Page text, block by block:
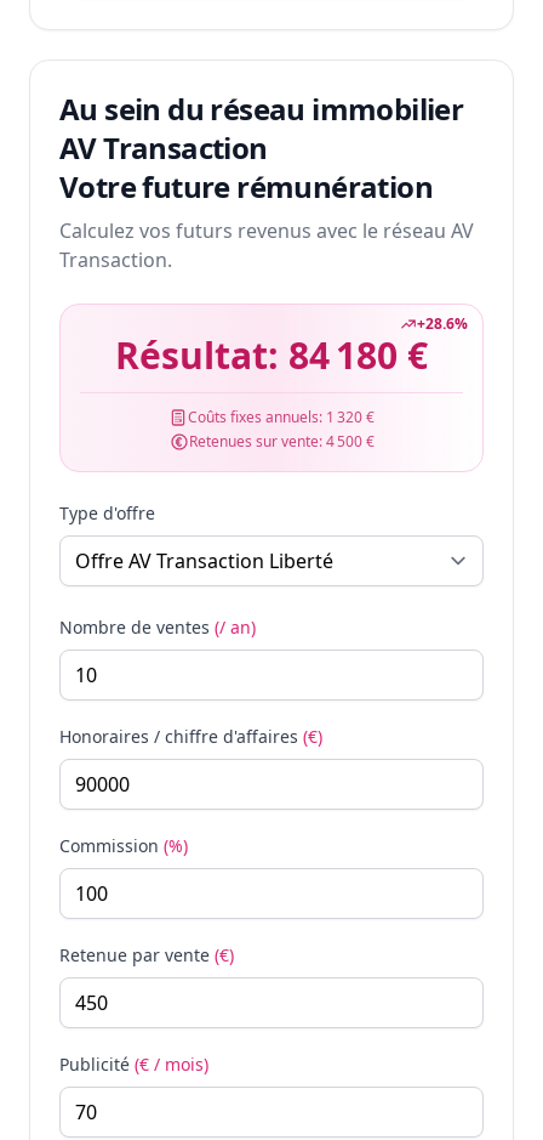
Au sein du réseau immobilier
AV Transaction
Votre future rémunération
Calculez vos futurs revenus avec le réseau AV
Transaction.
+28.6%
Résultat: 84 180 €
Coûts fixes annuels: 1 320 €
Retenues sur vente:4 500 €
Type d'offre
Nombre de ventes (/ an)
Honoraires / chiffre d'affaires (€)
Commission (%)
Retenue par vente (€)
Publicité (€ / mois)